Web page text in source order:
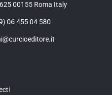
00155 Roma Italy
06 455 04 580